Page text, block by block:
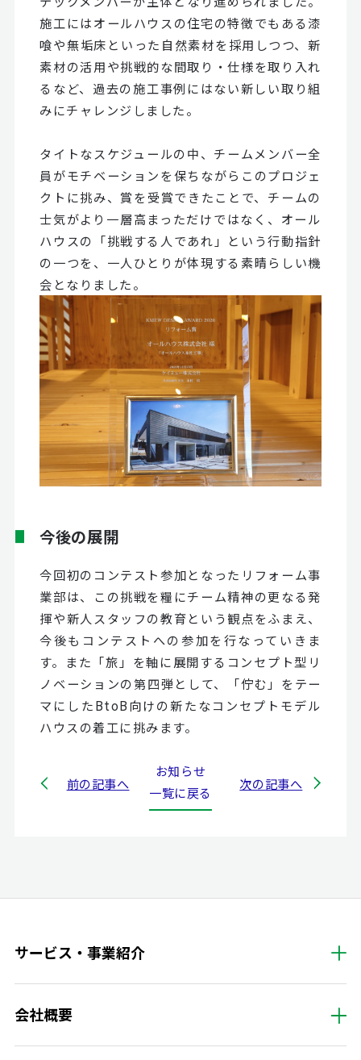
施工にはオールハウスの住宅の特徴でもある漆
喰や無垢床といった自然素材を採用しつつ、新
素材の活用や挑戦的な間取り・仕様を取り入れ
るなど、過去の施工事例にはない新しい取り組
みにチャレンジしました。
タイトなスケジュールの中、チームメンバー全
員がモチベーションを保ちながらこのプロジェ
クトに挑み、賞を受賞できたことで、チームの
士気がより一層高まっただけではなく、オール
ハウスの「挑戦する人であれ」という行動指針
の一つを、一人ひとりが体現する素晴らしい機
会となりました。
今後の展開
今回初のコンテスト参加となったリフォーム事
業部は、この挑戦を糧にチーム精神の更なる発
揮や新人スタッフの教育という観点をふまえ、
今後もコンテストへの参加を行なっていきま
す。また「旅」を軸に展開するコンセプト型リ
ノベーションの第四弾として、「佇む」をテー
マにしたBtoB向けの新たなコンセプトモデル
ハウスの着工に挑みます。
前の記事へ
お知らせ
一覧に戻る
次の記事へ
サービス・事業紹介
会社概要